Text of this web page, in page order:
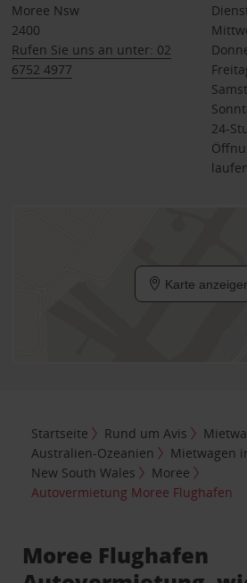
Moree Nsw
2400
Rufen Sie uns an unter: 02
6752 4977
24-
Karte
Startseite Rund um Avis
Australien-Ozeanien
Mietwagen
New South Wales
Moree
Autovermietung Moree Flughafen
Moree Flughafen